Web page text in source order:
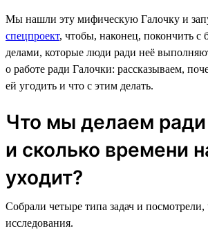
Мы нашли эту мифическую Галочку и
спецпроект, чтобы, наконец, покончить с
делами, которые люди ради неё
о работе ради Галочки: рассказываем,
ей угодить и что с этим делать.
Что мы делаем ради
и сколько времени
уходит?
Собрали четыре типа задач и посмотрели,
исследования.